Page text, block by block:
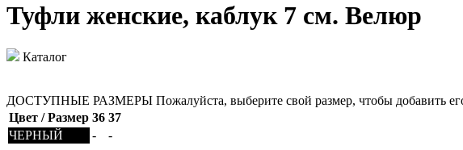
Туфли женские, каблук 7 см. Велюр
Каталог
ДОСТУПНЫЕ РАЗМЕРЫ Пожалуйста, выберите свой размер, чтобы добавить
Цвет / Размер 36 37
ЧЕРНЫЙ
- -